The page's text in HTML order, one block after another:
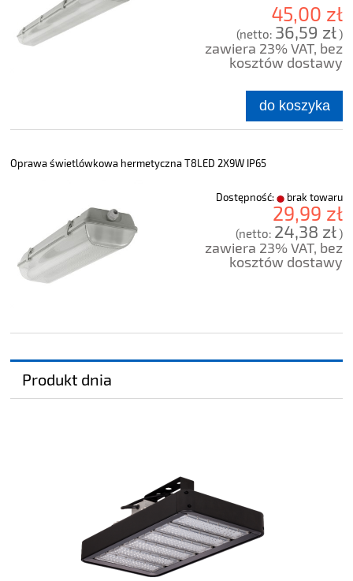
45,00 zł
(netto: 36,59 zł)
zawiera 23% VAT, bez
kosztów dostawy
do koszyka
Oprawa świetlówkowa hermetyczna T8LED 2X9W IP65
Dostępność: brak towaru
29,99 zł
(netto: 24,38 zł)
zawiera 23% VAT, bez
kosztów dostawy
Produkt dnia